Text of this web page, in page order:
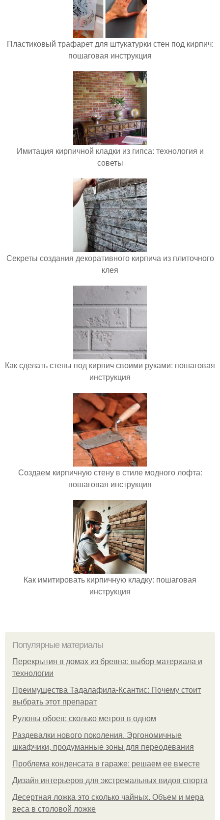
Пластиковый трафарет для штукатурки стен под кирпич:
пошаговая инструкция
Имитация кирпичной кладки из гипса: технология и
советы
Секреты создания декоративного кирпича из плиточного
клея
Как сделать стены под кирпич своими руками: пошаговая
инструкция
Создаем кирпичную стену в стиле модного лофта:
пошаговая инструкция
Как имитировать кирпичную кладку: пошаговая
инструкция
Популярные материалы
Перекрытия в домах из бревна: выбор материала и
технологии
Преимущества Тадалафила-Ксантис: Почему стоит
выбрать этот препарат
Рулоны обоев: сколько метров в одном
Раздевалки нового поколения. Эргономичные
шкафчики, продуманные зоны для переодевания
Проблема конденсата в гараже: решаем ее вместе
Дизайн интерьеров для экстремальных видов спорта
Десертная ложка это сколько чайных. Объем и мера
веса в столовой ложке